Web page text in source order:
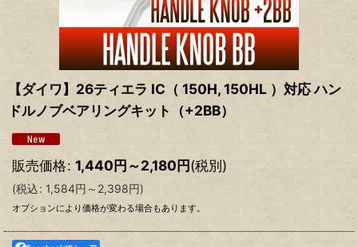
【ダイワ】26ティエラ IC（ 150H, 150HL ）対応 ハン
ドルノブベアリングキット（+2BB）
販売価格: 1,440円～2,180円(税別)
(税込: 1,584円 ～2,398円)
オプションにより価格が変わる場合もあります。